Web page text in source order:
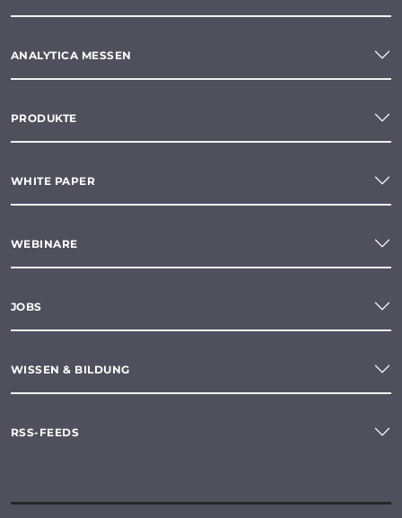
ANALYTICA MESSEN
PRODUKTE
WHITE PAPER
WEBINARE
JOBS
WISSEN & BILDUNG
RSS-FEEDS